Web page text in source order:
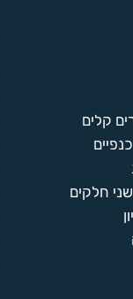
קלים
חלקים